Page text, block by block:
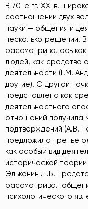
В 70-е гг. XXI в.
соотношении двух
науки — общения и
несколько решений.
рассматривалось
людей, как средство
деятельности (Г.М.
другие). С другой
представлена как
деятельностного
отношений получила
подтверждений (А.В.
предложила третье
как особый вид
исторической
Эльконин Д.Б.
рассматривал
психологического